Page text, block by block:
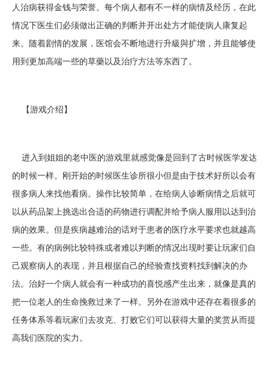
人治病获得金钱与荣誉。每个病人都有不一样的病情及经历，在此
情况下医生们必须做出正确的判断并开出处方才能使病人康复起
来。随着剧情的发展，医馆会不断地进行升級與扩增，并且能够使
用到更加高端一些的草藥以及治疗方法等东西了。
【游戏介绍】
进入到姐姐的老中医的游戏里就感觉像是回到了古时候医学发达
的时候一样。刚开始的时候医生诊所很小但是由于技术好所以会有
很多病人来找他看病。操作比较简单，在给病人诊断病情之后就可
以从药品架上挑选出合适的药物进行调配并给予病人服用以达到治
病的效果。但是疾病越难治的话对于患者的医疗水平要求也就越高
一些。有的病例比较特殊或者难以判断的情况出现时要让玩家们自
己观察病人的表现，并且根据自己的经验查找资料找到解决的办
法。治好一个病人就会有一种成功的喜悦感产生出来，就像是真的
把一位老人的生命挽救过来了一样。另外在游戏中还存在着很多的
任务体系等着玩家们去攻克、打败它们可以获得大量的奖赏从而提
高我们医院的实力。